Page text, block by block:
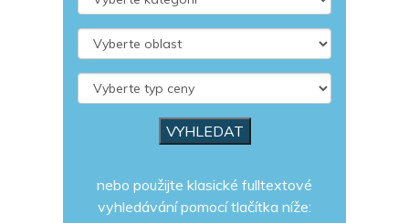
nebo použijte klasické fulltextové
vyhledávání pomocí tlačítka níže: